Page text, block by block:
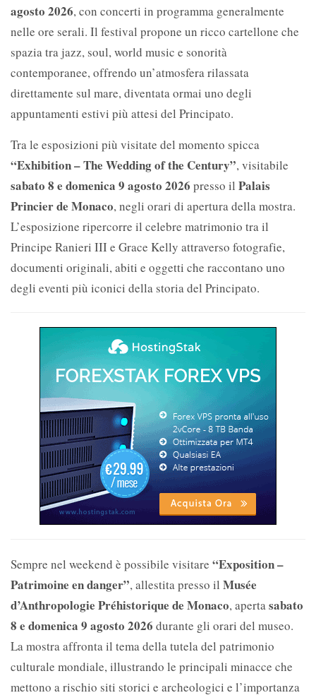
agosto 2026, con concerti in programma generalmente
nelle ore serali. Il festival propone un ricco cartellone che
spazia tra jazz, soul, world music e sonorità
contemporanee, offrendo un’atmosfera rilassata
direttamente sul mare, diventata ormai uno degli
appuntamenti estivi più attesi del Principato.
Tra le esposizioni più visitate del momento spicca
“Exhibition – The Wedding of the Century”, visitabile
sabato 8 e domenica 9 agosto 2026 presso il Palais
Princier de Monaco, negli orari di apertura della mostra.
L’esposizione ripercorre il celebre matrimonio tra il
Principe Ranieri III e Grace Kelly attraverso fotografie,
documenti originali, abiti e oggetti che raccontano uno
degli eventi più iconici della storia del Principato.
Sempre nel weekend è possibile visitare “Exposition –
Patrimoine en danger”, allestita presso il Musée
d’Anthropologie Préhistorique de Monaco, aperta sabato
8 e domenica 9 agosto 2026 durante gli orari del museo.
La mostra affronta il tema della tutela del patrimonio
culturale mondiale, illustrando le principali minacce che
mettono a rischio siti storici e archeologici e l’importanza